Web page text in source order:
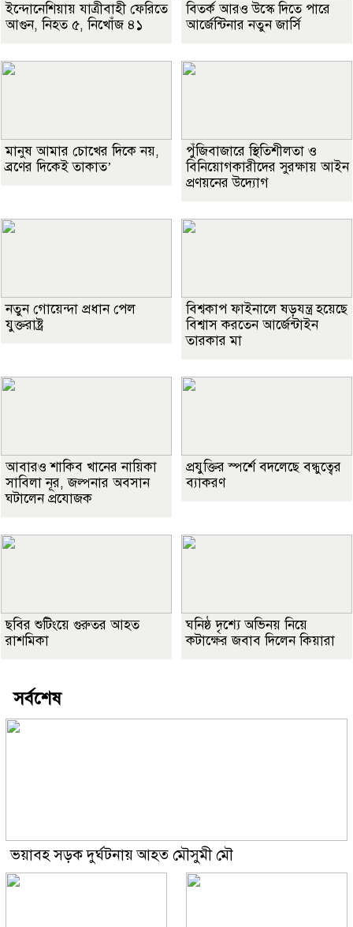
ইন্দোনেশিয়ায় যাত্রীবাহী ফেরিতে
আগুন, নিহত ৫, নিখোঁজ ৪১
বিতর্ক আরও উস্কে দিতে পারে
আর্জেন্টিনার নতুন জার্সি
মানুষ আমার চোখের দিকে নয়,
ব্রণের দিকেই তাকাত’
পুঁজিবাজারে স্থিতিশীলতা ও
বিনিয়োগকারীদের সুরক্ষায় আইন
প্রণয়নের উদ্যোগ
নতুন গোয়েন্দা প্রধান পেল
যুক্তরাষ্ট্র
বিশ্বকাপ ফাইনালে ষড়যন্ত্র হয়েছে
বিশ্বাস করতেন আর্জেন্টাইন
তারকার মা
আবারও শাকিব খানের নায়িকা
সাবিলা নূর, জল্পনার অবসান
ঘটালেন প্রযোজক
প্রযুক্তির স্পর্শে বদলেছে বন্ধুত্বের
ব্যাকরণ
ছবির শুটিংয়ে গুরুতর আহত
রাশমিকা
ঘনিষ্ঠ দৃশ্যে অভিনয় নিয়ে
কটাক্ষের জবাব দিলেন কিয়ারা
সর্বশেষ
ভয়াবহ সড়ক দুর্ঘটনায় আহত মৌসুমী মৌ